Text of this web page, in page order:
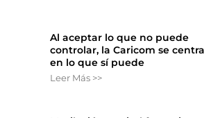
Al aceptar lo que no puede
controlar, la Caricom se centra
en lo que sí puede
Leer Más >>